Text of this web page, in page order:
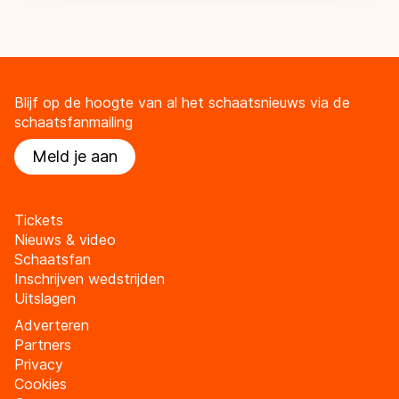
Blijf op de hoogte van al het schaatsnieuws via de
schaatsfanmailing
Meld je aan
Tickets
Nieuws & video
Schaatsfan
Inschrijven wedstrijden
Uitslagen
Adverteren
Partners
Privacy
Cookies